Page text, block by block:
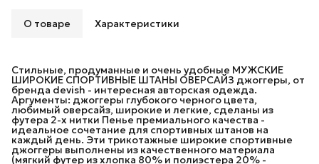
О товаре Характеристики
Стильные, продуманные и очень удобные МУЖСКИЕ
ШИРОКИЕ СПОРТИВНЫЕ ШТАНЫ ОВЕРСАЙЗ джоггеры, от
бренда devish - интересная авторская одежда.
Аргументы: джоггеры глубокого черного цвета,
любимый оверсайз, широкие и легкие, сделаны из
футера 2-х нитки Пенье премиального качества -
идеальное сочетание для спортивных штанов на
каждый день. Эти трикотажные широкие спортивные
джоггеры выполнены из качественного материала
(мягкий футер из хлопка 80% и полиэстера 20% -